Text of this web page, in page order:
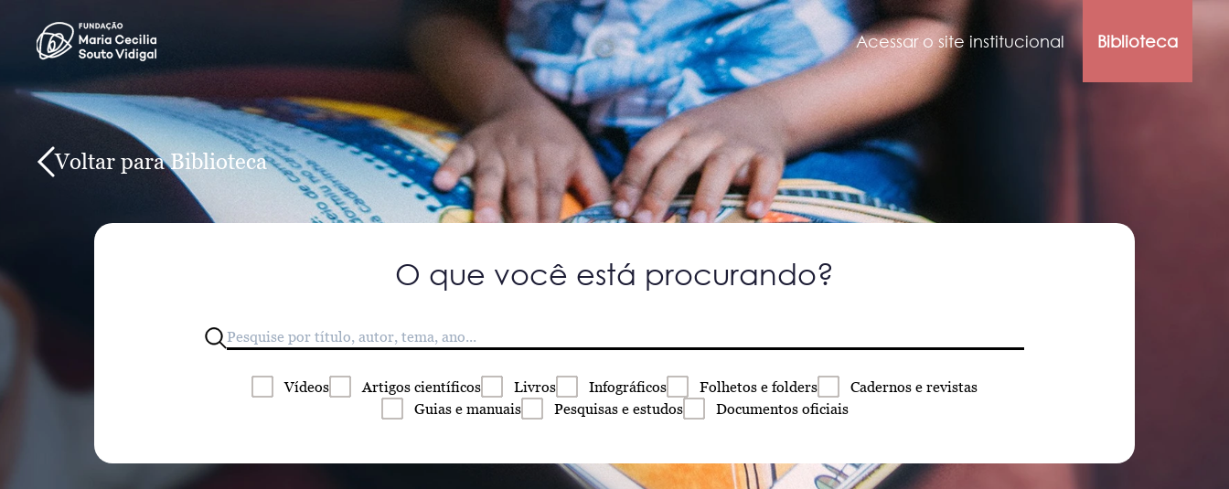
Acessar o site institucional Biblioteca
Voltar para Biblioteca
O que você está procurando?
Vídeos Artigos científicos Livros Infográficos Folhetos e folders Cadernos e revistas
Guias e manuais Pesquisas e estudos Documentos oficiais